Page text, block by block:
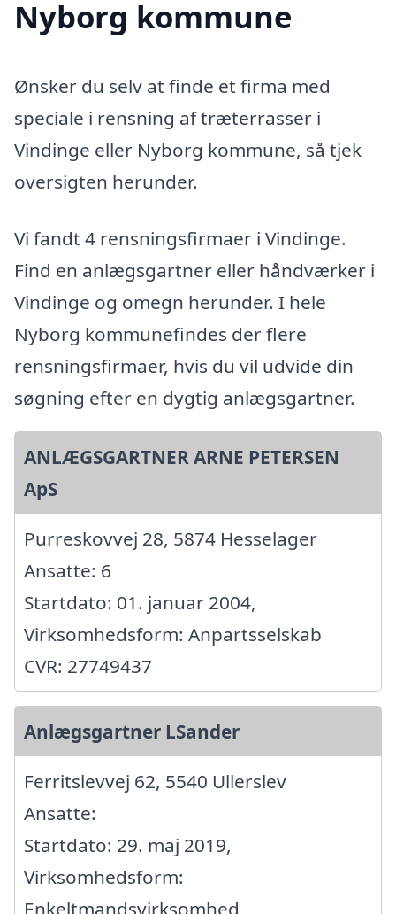
Nyborg kommune
Ønsker du selv at finde et firma med
speciale i rensning af træterrasser i
Vindinge eller Nyborg kommune, så tjek
oversigten herunder.
Vi fandt 4 rensningsfirmaer i Vindinge.
Find en anlægsgartner eller håndværker i
Vindinge og omegn herunder. I hele
Nyborg kommunefindes der flere
rensningsfirmaer, hvis du vil udvide din
søgning efter en dygtig anlægsgartner.
ANLÆGSGARTNER ARNE PETERSEN
ApS
Purreskovvej 28, 5874 Hesselager
Ansatte: 6
Startdato: 01. januar 2004,
Virksomhedsform: Anpartsselskab
CVR: 27749437
Anlægsgartner LSander
Ferritslevvej 62, 5540 Ullerslev
Ansatte:
Startdato: 29. maj 2019,
Virksomhedsform:
Enkeltmandsvirksomhed